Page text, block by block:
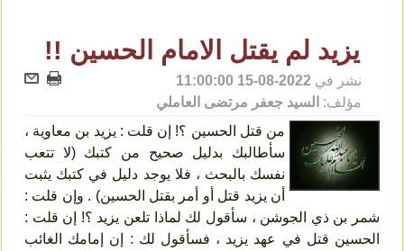
يزيد لم يقتل الامام الحسين !!
نشر في 2022-08-15 11:00:00
مؤلف: السيد جعفر مرتضى العاملي
من قتل الحسين ؟! إن قلت : يزيد بن معاوية ،
سأطالبك بدليل صحيح من كتبك (لا تتعب
نفسك بالبحث ، فلا يوجد دليل في كتبك يثبت
أن يزيد قتل أو أمر بقتل الحسين) . وإن قلت :
شمر بن ذي الجوشن ، سأقول لك لماذا تلعن يزيد ؟! إن قلت :
الحسين قتل في عهد يزيد ، فسأقول لك : إن إمامك الغائب